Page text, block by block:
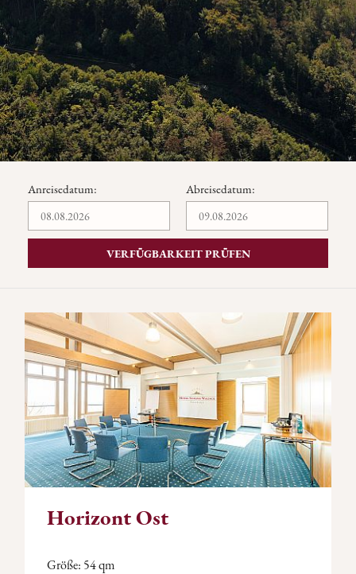
Anreisedatum: Abreisedatum:
VERFÜGBARKEIT PRÜFEN
Horizont Ost
Größe: 54 qm